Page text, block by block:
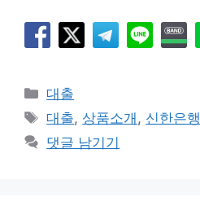
카
테
리
대출
태
그
대출, 상품소개 , 신한은행
댓글 남기기